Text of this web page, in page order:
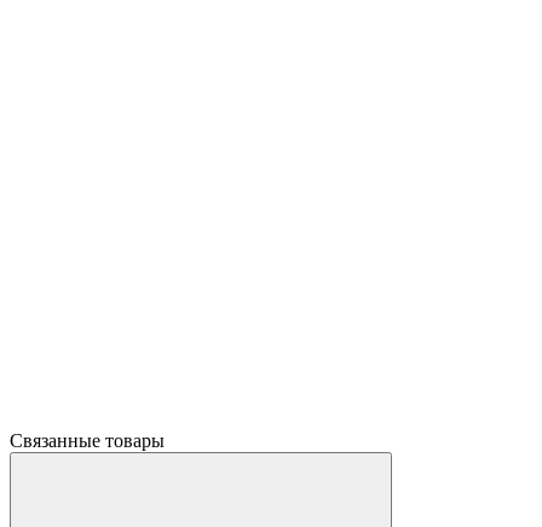
Связанные товары